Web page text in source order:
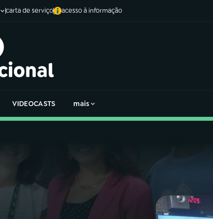
carta de serviço acesso à informação
VIDEOCASTS mais